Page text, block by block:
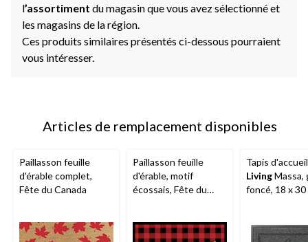
l’assortiment du magasin que vous avez sélectionné et
les magasins de la région.
Ces produits similaires présentés ci-dessous pourraient
vous intéresser.
Articles de remplacement disponibles
Paillasson feuille
d'érable complet,
Fête du Canada
Paillasson feuille
d'érable, motif
écossais, Fête du
Tapis
LivingMassa,
foncé, 18 x 30